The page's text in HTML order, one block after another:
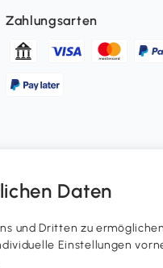
Zahlungsarten
Daten
und Dritten zu
Einstellungen